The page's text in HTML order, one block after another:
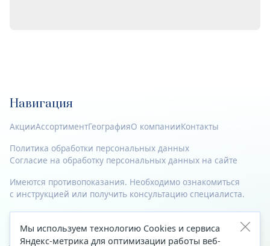
Навигация
АкцииАссортиментГеографияО компанииКонтакты
Политика обработки персональных данных
Согласие на обработку персональных данных на сайте
Имеются противопоказания. Необходимо ознакомиться
с инструкцией или получить консультацию специалиста.
© 2023—2026 Все права защищены.
Адрес
Мы используем технологию Cookies и сервиса
Яндекс-метрика для оптимизации работы веб-